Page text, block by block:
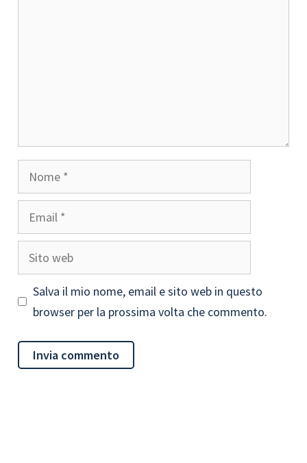
Nome
Email
Sito
web
Salva il mio nome, email e sito web in questo
browser per la prossima volta che commento.